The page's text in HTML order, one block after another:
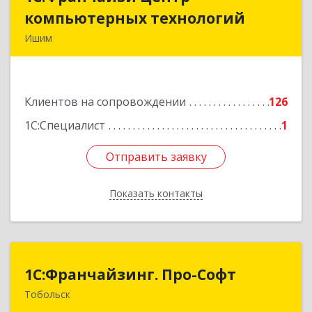
компьютерных технологий
Ишим
Клиентов на сопровождении
126
1С:Специалист
1
Отправить заявку
Показать контакты
компьютерных технологий
Подробнее
Отправить заявку
Назад
1С:Франчайзинг. Про-Софт
Тобольск
1С:Франчайзинг. Про-Софт
626150, Тюменская обл, Тобольск г, Малая